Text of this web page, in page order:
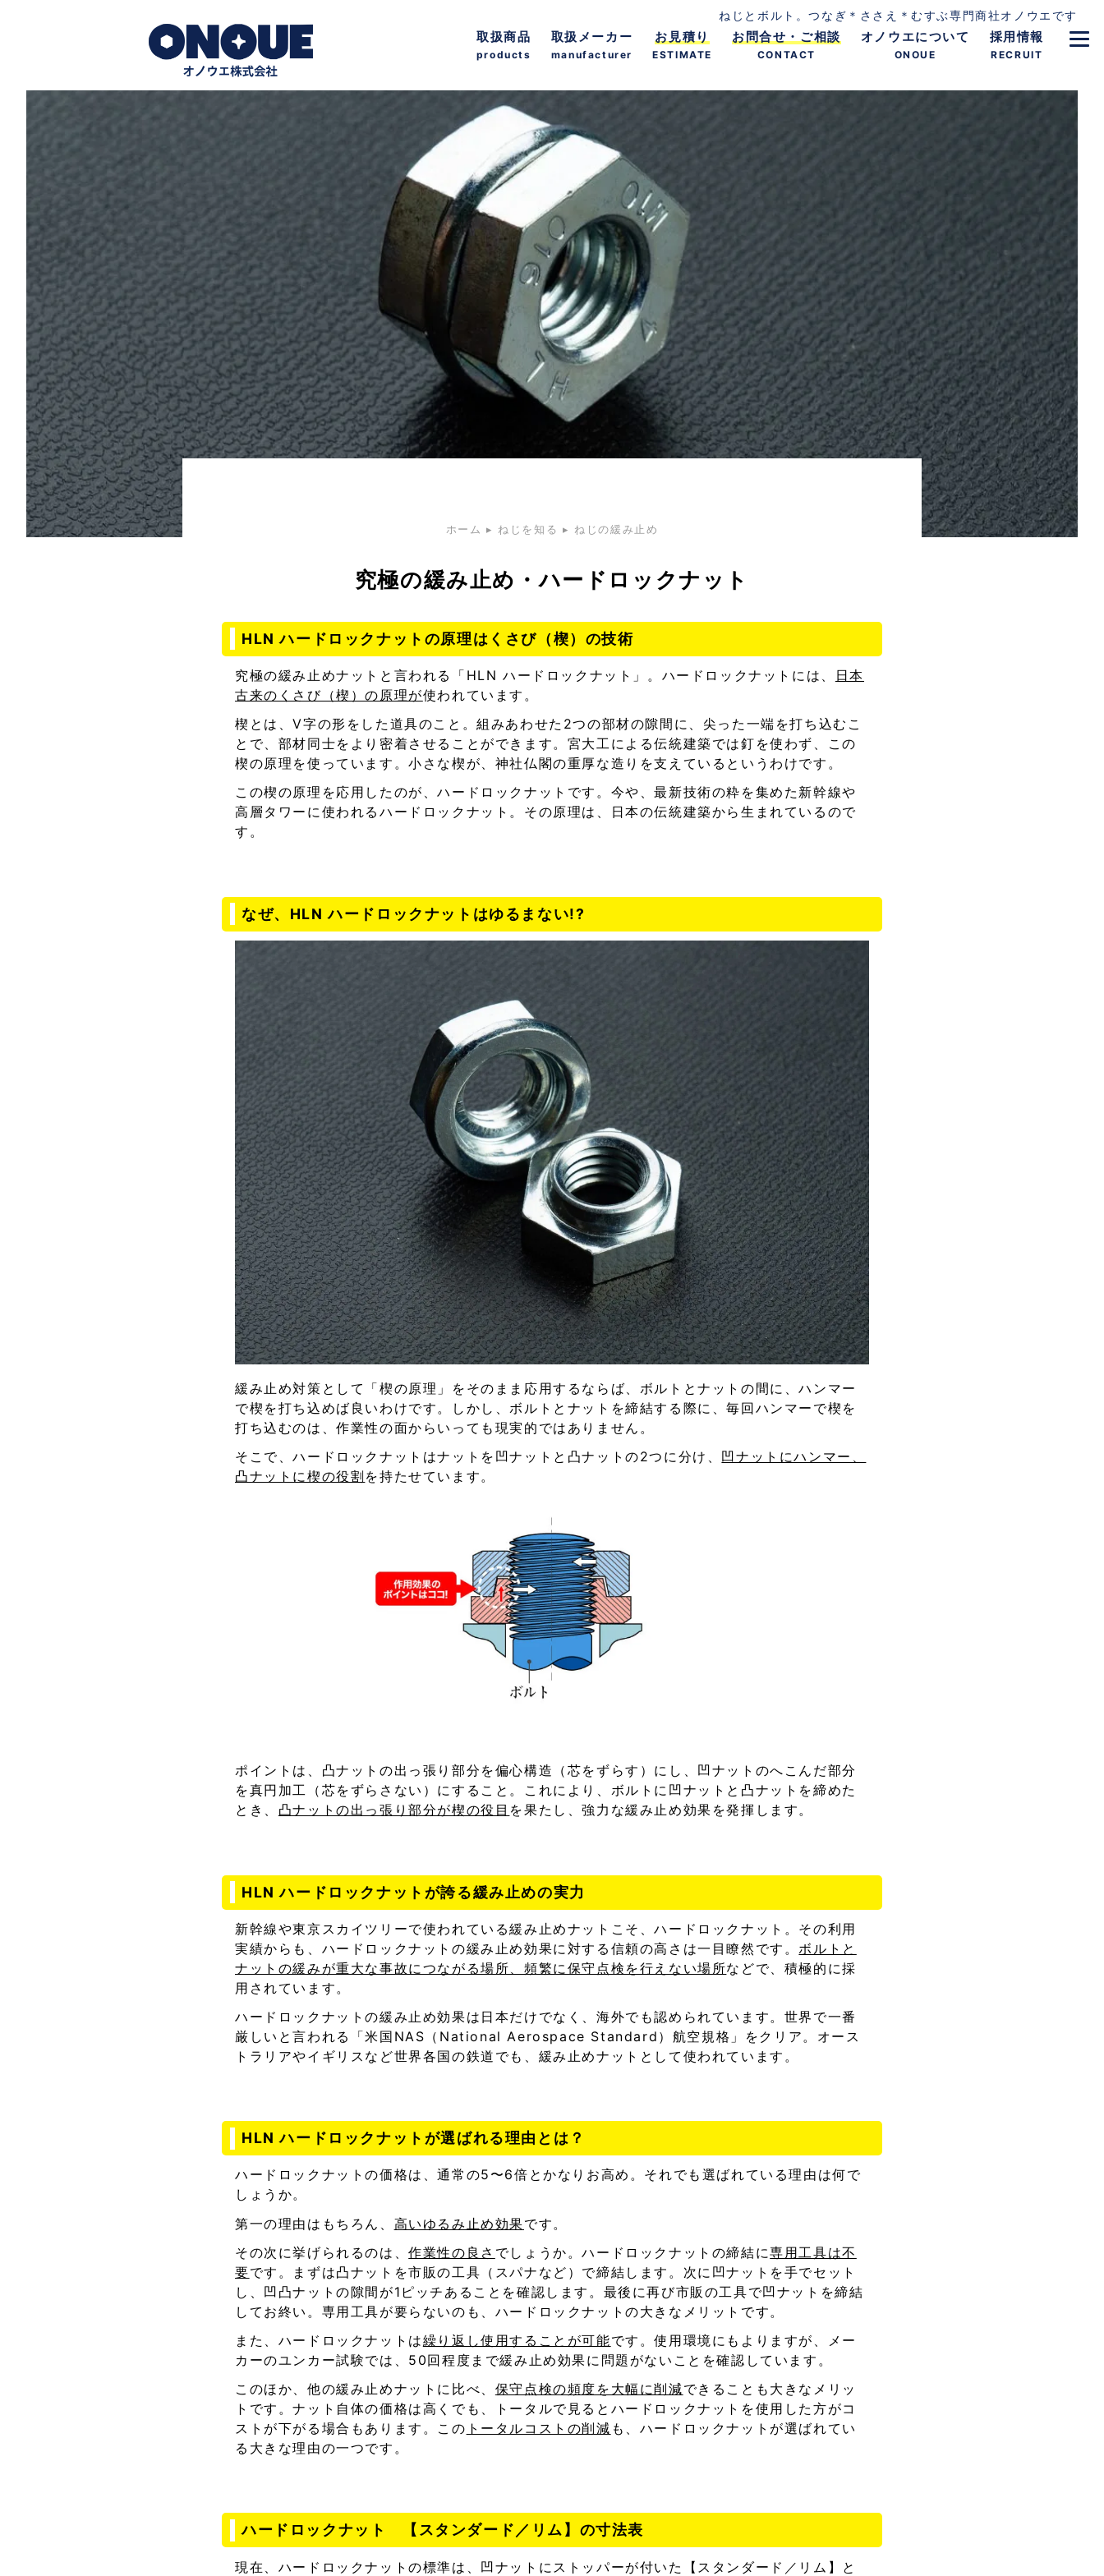
ねじとボルト。つなぎ＊ささえ＊むすぶ専門商社オノウエです
取扱商品
products
取扱メーカー
manufacturer
お見積り
ESTIMATE
お問合せ・ご相談
CONTACT
オノウエについて
ONOUE
採用情報
RECRUIT
ホーム ▸ ねじを知る ▸ ねじの緩み止め
究極の緩み止め・ハードロックナット
HLN ハードロックナットの原理はくさび（楔）の技術
究極の緩み止めナットと言われる「HLN ハードロックナット」。ハードロックナットには、
日本
古来のくさび（楔）の原理が使われています。
楔とは、V字の形をした道具のこと。組みあわせた2つの部材の隙間に、尖った一端を打ち込むこ
とで、部材同士をより密着させることができます。宮大工による伝統建築では釘を使わず、この
楔の原理を使っています。小さな楔が、神社仏閣の重厚な造りを支えているというわけです。
この楔の原理を応用したのが、ハードロックナットです。今や、最新技術の粋を集めた新幹線や
高層タワーに使われるハードロックナット。その原理は、日本の伝統建築から生まれているので
す。
なぜ、HLN ハードロックナットはゆるまない!?
緩み止め対策として「楔の原理」をそのまま応用するならば、ボルトとナットの間に、ハンマー
で楔を打ち込めば良いわけです。しかし、ボルトとナットを締結する際に、毎回ハンマーで楔を
打ち込むのは、作業性の面からいっても現実的ではありません。
そこで、ハードロックナットはナットを凹ナットと凸ナットの2つに分け、 凹ナットにハンマー、
凸ナットに楔の役割 を持たせています。
ポイントは、凸ナットの出っ張り部分を偏心構造（芯をずらす）にし、凹ナットのへこんだ部分
を真円加工（芯をずらさない）にすること。これにより、ボルトに凹ナットと凸ナットを締めた
とき、 凸ナットの出っ張り部分が楔の役目 を果たし、強力な緩み止め効果を発揮します。
HLN ハードロックナットが誇る緩み止めの実力
新幹線や東京スカイツリーで使われている緩み止めナットこそ、ハードロックナット。その利用
実績からも、ハードロックナットの緩み止め効果に対する信頼の高さは一目瞭然です。 ボルトと
ナットの緩みが重大な事故につながる場所、頻繁に保守点検を行えない場所などで、積極的に採
用されています。
ハードロックナットの緩み止め効果は日本だけでなく、海外でも認められています。世界で一番
厳しいと言われる「米国NAS（National Aerospace Standard）航空規格」をクリア。オース
トラリアやイギリスなど世界各国の鉄道でも、緩み止めナットとして使われています。
HLN ハードロックナットが選ばれる理由とは？
ハードロックナットの価格は、通常の5〜6倍とかなりお高め。それでも選ばれている理由は何で
しょうか。
第一の理由はもちろん、 高いゆるみ止め効果です。
その次に挙げられるのは、作業性の良さ でしょうか。ハードロックナットの締結に専用工具は不
要です。まずは凸ナットを市販の工具（スパナなど）で締結します。次に凹ナットを手でセット
し、凹凸ナットの隙間が1ピッチあることを確認します。最後に再び市販の工具で凹ナットを締結
してお終い。専用工具が要らないのも、ハードロックナットの大きなメリットです。
また、ハードロックナットは繰り返し使用することが可能です。使用環境にもよりますが、メー
カーのユンカー試験では、50回程度まで緩み止め効果に問題がないことを確認しています。
このほか、他の緩み止めナットに比べ、 保守点検の頻度を大幅に削減できることも大きなメリッ
トです。ナット自体の価格は高くでも、トータルで見るとハードロックナットを使用した方がコ
ストが下がる場合もあります。この トータルコストの削減 も、ハードロックナットが選ばれてい
る大きな理由の一つです。
ハードロックナット 【スタンダード／リム】の寸法表
現在、ハードロックナットの標準は、凹ナットにストッパーが付いた【スタンダード／リム】と